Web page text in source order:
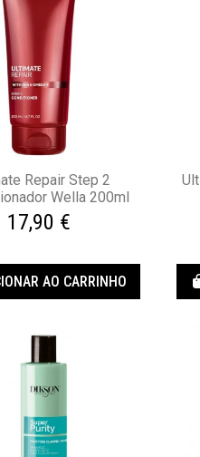
Repair Step 2
Wella 200ml
17,90 €
AO CARRINHO